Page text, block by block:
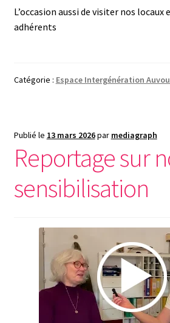
L’occasion aussi de visiter nos
adhérents
Catégorie : Espace Intergénération
Publié le 13 mars 2026par mediagraph
Reportage sur
sensibilisation